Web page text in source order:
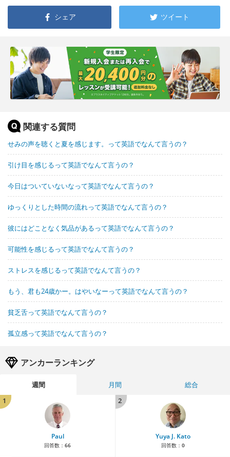
シェア ツイート
関連する質問
せみの声を聴くと夏を感じます。って英語でなんて言うの？
引け目を感じるって英語でなんて言うの？
今日はついていないなって英語でなんて言うの？
ゆっくりとした時間の流れって英語でなんて言うの？
彼にはどことなく気品があるって英語でなんて言うの？
可能性を感じるって英語でなんて言うの？
ストレスを感じるって英語でなんて言うの？
もう、君も24歳かー。はやいなーって英語でなんて言うの？
貧乏舌って英語でなんて言うの？
孤立感って英語でなんて言うの？
アンカーランキング
週間 月間
総合
1
Paul
回答数： 66
2
Yuya J. Kato
回答数： 0